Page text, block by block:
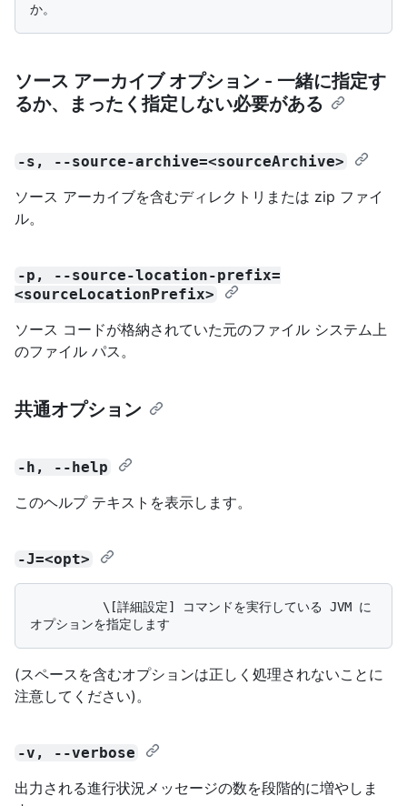
ソース アーカイブ オプション - 一緒に指定す
るか、まったく指定しない必要がある
-s, --source-archive=<sourceArchive>
ソース アーカイブを含むディレクトリまたは zip ファイ
ル。
-p, --source-location-prefix=
<sourceLocationPrefix>
ソース コードが格納されていた元のファイル システム上
のファイル パス。
共通オプション
-h, --help
このヘルプ テキストを表示します。
-J=<opt>
(スペースを含むオプションは正しく処理されないことに
注意してください)。
-v, --verbose
出力される進行状況メッセージの数を段階的に増やしま